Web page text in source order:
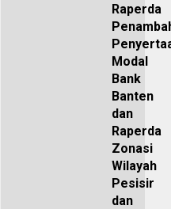
Raperda
Modal
Bank
Banten
dan
Raperda
Zonasi
Wilayah
Pesisir
dan